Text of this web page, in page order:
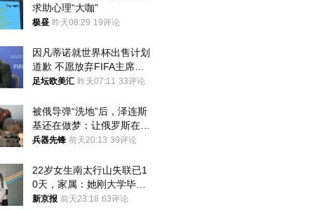
求助心理“大咖”
极昼 昨天08:29 19评论
因凡蒂诺就世界杯出售计划
道歉 不愿放弃FIFA主席职
位
足坛欧美汇 昨天07:11 33评论
被俄导弹“洗地”后，泽连斯
基还在做梦：让俄罗斯在冬
季前求和？
兵器先锋 前天20:13 39评论
22岁女生南太行山失联已1
0天，家属：她刚大学毕业
想到山里旅行
新京报 前天23:18 63评论